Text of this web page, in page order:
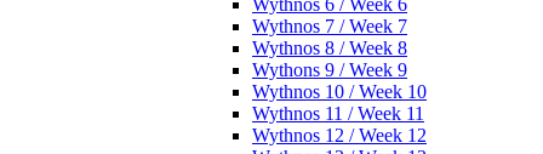
Wythnos 7 / Week 7
Wythnos 8 / Week 8
Wythons 9 / Week 9
Wythnos 10 / Week 10
Wythnos 11 / Week 11
Wythnos 12 / Week 12